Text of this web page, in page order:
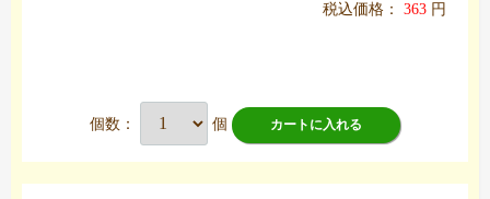
税込価格： 363 円
個数： 個 カートに入れる